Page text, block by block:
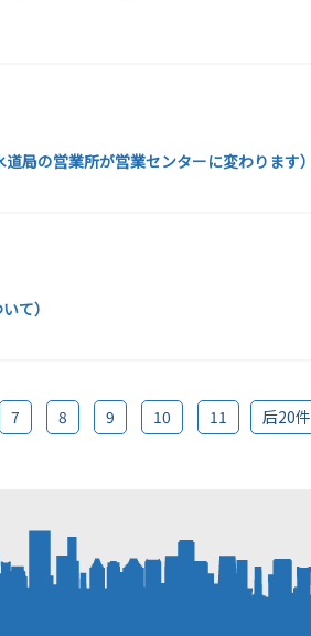
局の営業所が営業センターに変わります）
て）
7 8 9 10 11 后20件